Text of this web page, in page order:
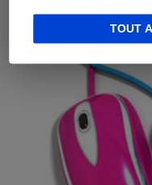
TOUT